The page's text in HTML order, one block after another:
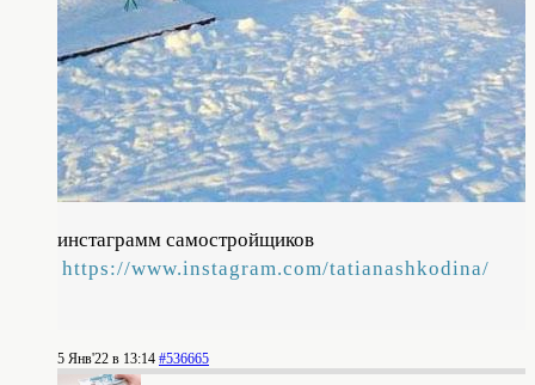
инстаграмм самостройщиков
https://www.instagram.com/tatianashkodina/
5 Янв'22 в 13:14 #536665